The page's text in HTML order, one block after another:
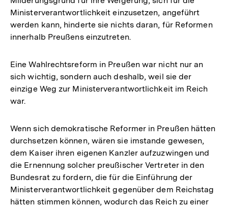
Ministerverantwortlichkeit einzusetzen, angeführt
werden kann, hinderte sie nichts daran, für Reformen
innerhalb Preußens einzutreten.
Eine Wahlrechtsreform in Preußen war nicht nur an
sich wichtig, sondern auch deshalb, weil sie der
einzige Weg zur Ministerverantwortlichkeit im Reich
war.
Wenn sich demokratische Reformer in Preußen hätten
durchsetzen können, wären sie imstande gewesen,
dem Kaiser ihren eigenen Kanzler aufzuzwingen und
die Ernennung solcher preußischer Vertreter in den
Bundesrat zu fordern, die für die Einführung der
Ministerverantwortlichkeit gegenüber dem Reichstag
hätten stimmen können, wodurch das Reich zu einer